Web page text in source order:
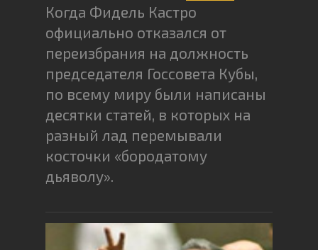
Когда Фидель Кастро
официально отказался от
переизбрания на должность
председателя Госсовета Кубы,
по всему миру были написаны
десятки статей, в которых на
разный лад перемывали
косточки «бородатому
дьяволу».